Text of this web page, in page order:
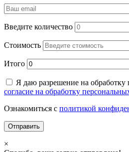
Введите количество
Стоимость
Итого
Я даю разрешение на
согласие на обработку
Ознакомиться с политикой
×